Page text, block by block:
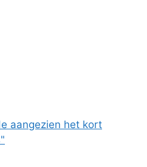
aangezien het kort